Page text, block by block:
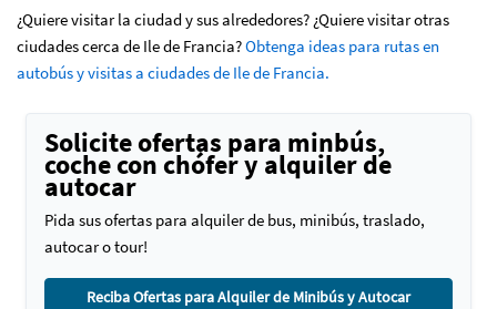
¿Quiere visitar la ciudad y sus alrededores? ¿Quiere visitar otras
ciudades cerca de Ile de Francia?Obtenga ideas para rutas en
autobús y visitas a ciudades de Ile de Francia.
Solicite ofertas para minbús,
coche con chófer y alquiler de
autocar
Pida sus ofertas para alquiler de bus, minibús, traslado,
autocar o tour!
Reciba Ofertas para Alquiler de Minibús y Autocar